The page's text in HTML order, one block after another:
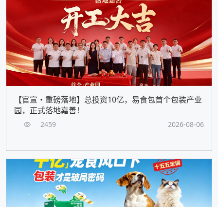
【官宣・重磅落地】总投资10亿，易食包首个包装产业
园，正式落地嘉善！
2459 2026-08-06